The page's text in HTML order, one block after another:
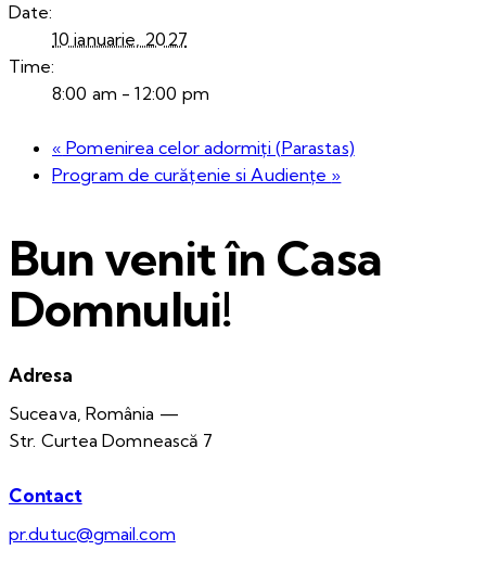
Date:
10 ianuarie, 2027
Time:
8:00 am - 12:00 pm
« Pomenirea celor adormiți (Parastas)
Program de curățenie si Audiențe »
Bun venit în Casa
Domnului!
Adresa
Suceava, România —
Str. Curtea Domnească 7
Contact
pr.dutuc@gmail.com